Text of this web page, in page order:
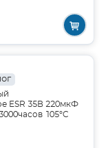
ESR 35В 220мкФ
105°C